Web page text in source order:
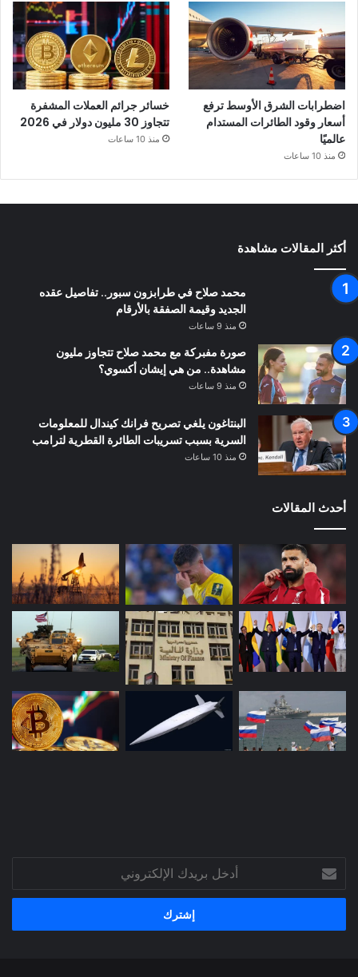
اضطرابات الشرق الأوسط ترفع
أسعار وقود الطائرات المستدام
عالميًا
منذ 10 ساعات
خسائر جرائم العملات المشفرة
تتجاوز 30 مليون دولار في 2026
منذ 10 ساعات
أكثر المقالات مشاهدة
محمد صلاح في طرابزون سبور.. تفاصيل عقده
الجديد وقيمة الصفقة بالأرقام
منذ 9 ساعات
صورة مفبركة مع محمد صلاح تتجاوز مليون
مشاهدة.. من هي إيشان أكسوي؟
منذ 9 ساعات
البنتاغون يلغي تصريح فرانك كيندال للمعلومات
السرية بسبب تسريبات الطائرة القطرية لترامب
منذ 10 ساعات
أحدث المقالات
بريدك
الإلكتروني